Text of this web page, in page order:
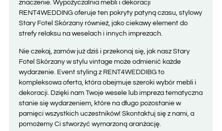
znaczenie. Wypożyczalnia mebli i dekoracji
RENT4WEDDING oferuje ten pokryty patyną czasu, stylowy
Stary Fotel Skórzany również, jako ciekawy element do
strefy relaksu na weselach i innych imprezach.
Nie czekaj, zamów już dziś i przekonaj się, jak nasz Stary
Fotel Skórzany w stylu vintage może odmienić każde
wydarzenie. Event styling z RENT4WEDDIBG to
kompleksowa oferta, która obejmuje szeroki wybór mebli i
dekoracji. Dzięki nam Twoje wesele lub impreza tematyczna
stanie się wydarzeniem, które na długo pozostanie w
pamięci wszystkich uczestników! Skontaktuj się z nami, a
pomożemy Ci stworzyć wymarzoną aranżację.